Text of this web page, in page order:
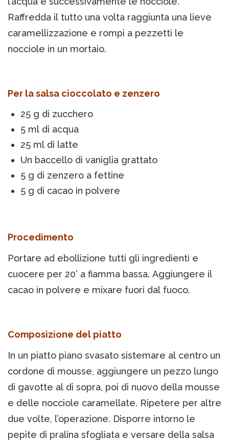
Raffredda il tutto una volta raggiunta una lieve
caramellizzazione e rompi a pezzetti le
nocciole in un mortaio.
Per la salsa cioccolato e zenzero
25 g di zucchero
5 ml di acqua
25 ml di latte
Un baccello di vaniglia grattato
5 g di zenzero a fettine
5 g di cacao in polvere
Procedimento
Portare ad ebollizione tutti gli ingredienti e
cuocere per 20’ a fiamma bassa. Aggiungere il
cacao in polvere e mixare fuori dal fuoco.
Composizione del piatto
In un piatto piano svasato sistemare al centro un
cordone di mousse, aggiungere un pezzo lungo
di gavotte al di sopra, poi di nuovo della mousse
e delle nocciole caramellate. Ripetere per altre
due volte, l’operazione. Disporre intorno le
pepite di pralina sfogliata e versare della salsa